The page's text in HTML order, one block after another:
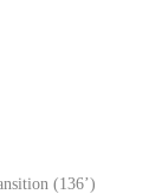
(136’)